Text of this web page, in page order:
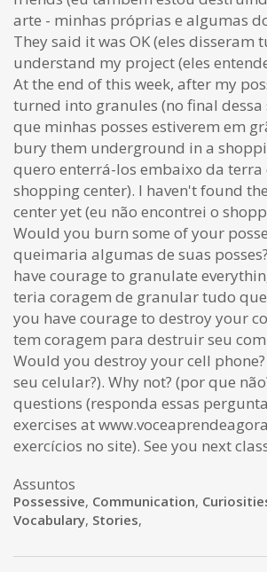
arte - minhas próprias e algumas
They said it was OK (eles disseram
understand my project (eles
At the end of this week, after my
turned into granules (no final dessa
que minhas posses estiverem em
bury them underground in a
quero enterrá-los embaixo da terra
shopping center). I haven't found
center yet (eu não encontrei o
Would you burn some of your
queimaria algumas de suas
have courage to granulate
teria coragem de granular tudo que
you have courage to destroy your
tem coragem para destruir seu
Would you destroy your cell
seu celular?). Why not? (por que
questions (responda essas
exercises at
exercícios no site). See you next
Assuntos
Possessive, Communication,
Vocabulary, Stories,